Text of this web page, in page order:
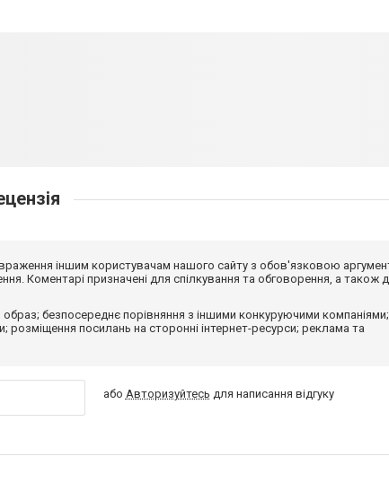
іншим користувачам нашого сайту з обов'язковою
Коментарі призначені для спілкування та обговорення, а також
безпосереднє порівняння з іншими конкуруючими компаніями;
розміщення посилань на сторонні інтернет-ресурси; реклама та
або Авторизуйтесь для написання відгуку